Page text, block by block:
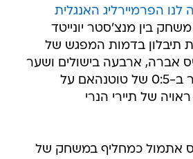
לנו הפרמיירליג האנגלית
בין מנצ'סטר יונייטד
תיבלון בדמות המפגש של
אברה, ארבעה בישולים ושער
של עמנואל אדבאיור ב-0:5 של טוטנהאם על
של תיירי הנרי
אתמול כמחליף במשחק של